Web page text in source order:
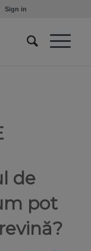
Sign in
de
pot